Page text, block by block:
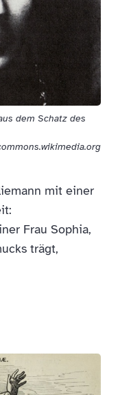
dem Schatz des
mit einer
Frau Sophia,
trägt,